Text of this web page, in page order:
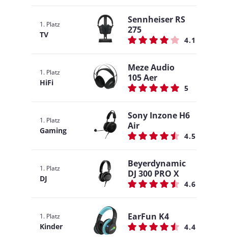
1. Platz
TV
Sennheiser RS
275
4.1
1. Platz
HiFi
Meze Audio
105 Aer
5
1. Platz
Gaming
Sony Inzone H6
Air
4.5
1. Platz
DJ
Beyerdynamic
DJ 300 PRO X
4.6
1. Platz
Kinder
EarFun K4
4.4